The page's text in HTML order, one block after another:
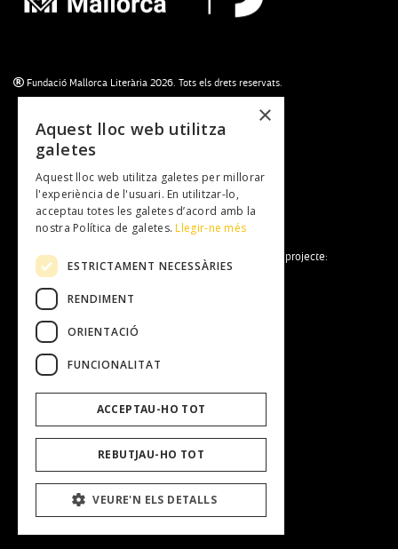
Fundació Mallorca Literària 2026. Tots els drets reservats.
NEWSLETTER
La Fundació Mallorca Literària forma part del projecte:
Fundació Mallorca Literària
Entitat
Equip Humà
Transparència
Treballa amb nosaltres
Perfil del contractant
×
Aquest lloc web utilitza
galetes
Aquest lloc web utilitza galetes per millorar
l'experiència de l'usuari. En utilitzar-lo,
acceptau totes les galetes d’acord amb la
nostra Política de galetes.Llegir-ne més
ESTRICTAMENT NECESSÀRIES
RENDIMENT
ORIENTACIÓ
FUNCIONALITAT
ACCEPTAU-HO TOT
REBUTJAU-HO TOT
VEURE'N ELS DETALLS